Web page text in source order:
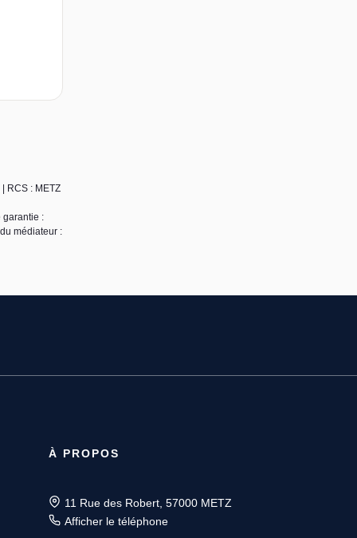
RCS : METZ
garantie :
médiateur :
À PROPOS
11 Rue des Robert, 57000 METZ
Afficher le téléphone